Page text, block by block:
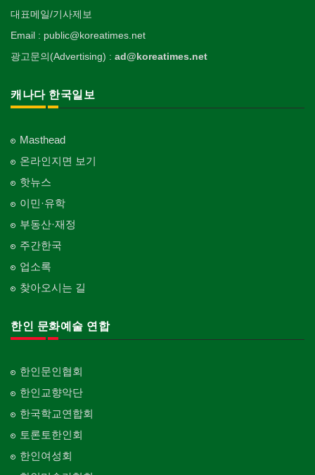
대표메일/기사제보
Email : public@koreatimes.net
광고문의(Advertising) : ad@koreatimes.net
캐나다 한국일보
Masthead
온라인지면 보기
핫뉴스
이민·유학
부동산·재정
주간한국
업소록
찾아오시는 길
한인 문화예술 연합
한인문인협회
한인교향악단
한국학교연합회
토론토한인회
한인여성회